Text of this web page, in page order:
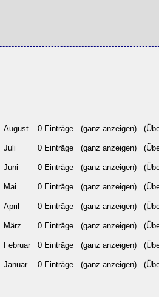
August 0 Einträge (ganz anzeigen)
Juli 0 Einträge (ganz anzeigen)
Juni 0 Einträge (ganz anzeigen)
Mai 0 Einträge (ganz anzeigen)
April 0 Einträge (ganz anzeigen)
März 0 Einträge (ganz anzeigen)
Februar 0 Einträge (ganz anzeigen)
Januar 0 Einträge (ganz anzeigen)